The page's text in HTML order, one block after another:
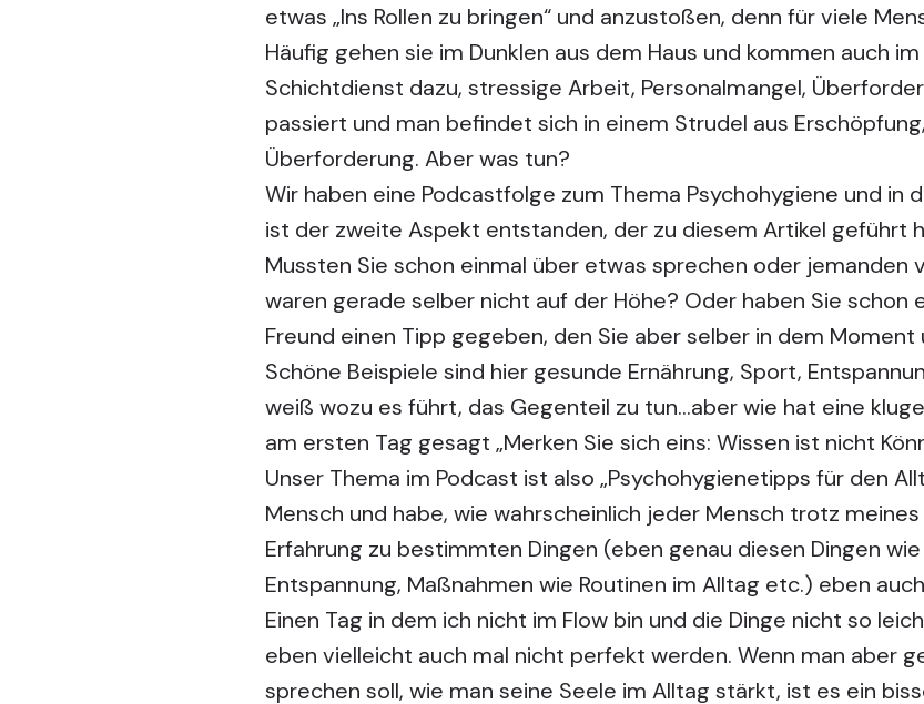
etwas „Ins Rollen zu bringen“ und anzustoßen, denn für viele
Häufig gehen sie im Dunklen aus dem Haus und kommen auch
Schichtdienst dazu, stressige Arbeit, Personalmangel,
passiert und man befindet sich in einem Strudel aus
Überforderung. Aber was tun?
Wir haben eine Podcastfolge zum Thema Psychohygiene und in
ist der zweite Aspekt entstanden, der zu diesem Artikel geführt
Mussten Sie schon einmal über etwas sprechen oder jemanden
waren gerade selber nicht auf der Höhe? Oder haben Sie schon
Freund einen Tipp gegeben, den Sie aber selber in dem
Schöne Beispiele sind hier gesunde Ernährung, Sport,
weiß wozu es führt, das Gegenteil zu tun…aber wie hat eine
am ersten Tag gesagt „Merken Sie sich eins: Wissen ist nicht
Unser Thema im Podcast ist also „Psychohygienetipps für den
Mensch und habe, wie wahrscheinlich jeder Mensch trotz
Erfahrung zu bestimmten Dingen (eben genau diesen Dingen
Entspannung, Maßnahmen wie Routinen im Alltag etc.) eben
Einen Tag in dem ich nicht im Flow bin und die Dinge nicht so
eben vielleicht auch mal nicht perfekt werden. Wenn man aber
sprechen soll, wie man seine Seele im Alltag stärkt, ist es ein